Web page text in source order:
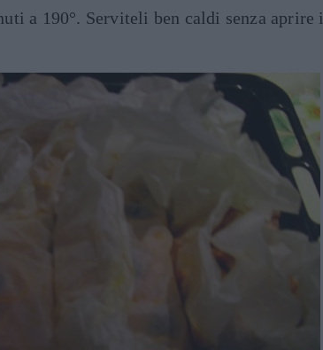
a 190°. Serviteli ben caldi senza aprire